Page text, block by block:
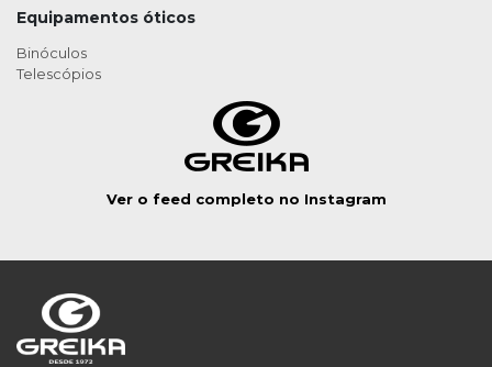
Equipamentos óticos
Binóculos
Telescópios
Ver o feed completo no Instagram